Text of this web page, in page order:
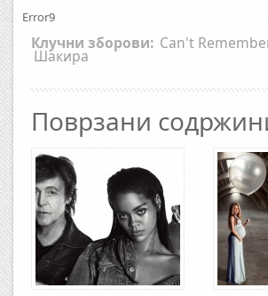
Error9
Клучни зборови: Can't
Шакира
Поврзани